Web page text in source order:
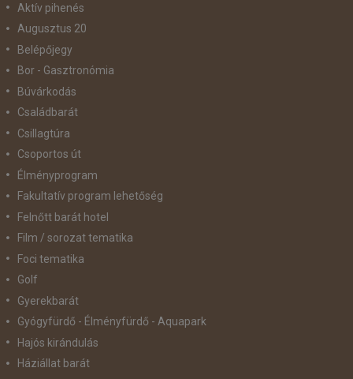
Aktív pihenés
Augusztus 20
Belépőjegy
Bor - Gasztronómia
Búvárkodás
Családbarát
Csillagtúra
Csoportos út
Élményprogram
Fakultatív program lehetőség
Felnőtt barát hotel
Film / sorozat tematika
Foci tematika
Golf
Gyerekbarát
Gyógyfürdő - Élményfürdő - Aquapark
Hajós kirándulás
Háziállat barát